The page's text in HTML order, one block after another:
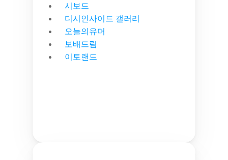
시보드
디시인사이드 갤러리
오늘의유머
보배드림
이토랜드